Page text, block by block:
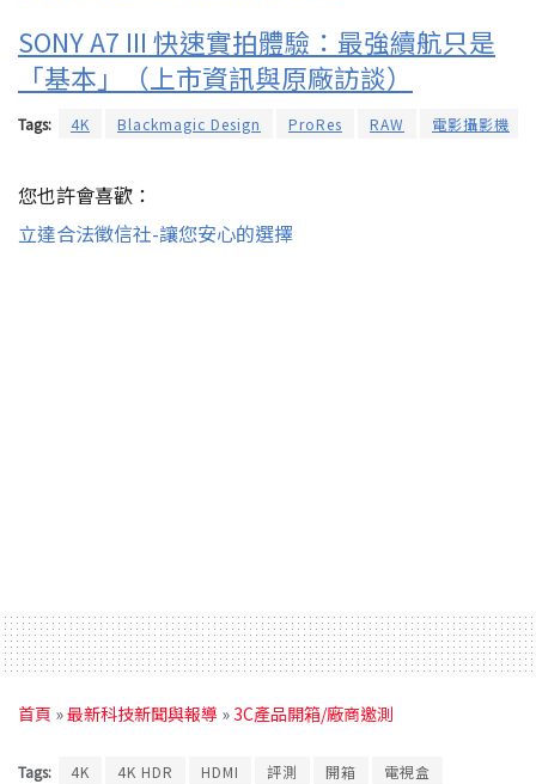
SONY A7 III 快速實拍體驗：最強續航只是
「基本」（上市資訊與原廠訪談）
Tags: 4K Blackmagic Design ProRes RAW 電影攝影機
您也許會喜歡：
立達合法徵信社-讓您安心的選擇
首頁 »最新科技新聞與報導 »3C產品開箱/廠商邀測
Tags: 4K 4K HDR HDMI 評測 開箱 電視盒